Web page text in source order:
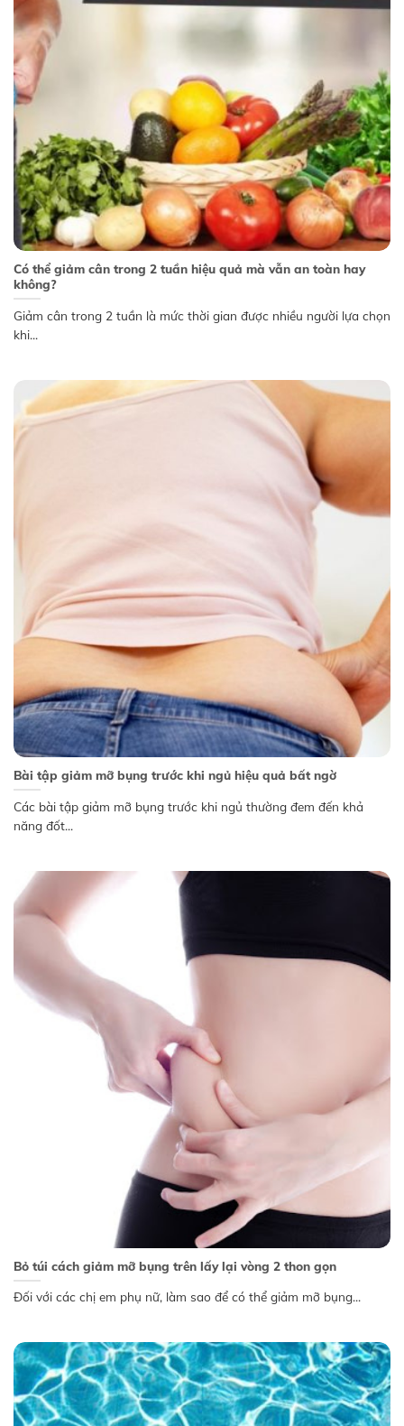
Có thể giảm cân trong 2 tuần hiệu quả mà vẫn an toàn hay
không?
Giảm cân trong 2 tuần là mức thời gian được nhiều người lựa chọn
khi...
Bài tập giảm mỡ bụng trước khi ngủ hiệu quả bất ngờ
Các bài tập giảm mỡ bụng trước khi ngủ thường đem đến khả
năng đốt...
Bỏ túi cách giảm mỡ bụng trên lấy lại vòng 2 thon gọn
Đối với các chị em phụ nữ, làm sao để có thể giảm mỡ bụng...